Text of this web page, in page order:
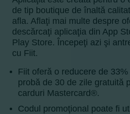
de tip boutique de înaltă
afla. Aflaţi mai multe despre
descărcaţi aplicaţia din App
Play Store. Începeţi azi şi
cu Fiit.
Fiit oferă o reducere de
probă de 30 de zile gratuită
carduri Mastercard®.
Codul promoţional poate fi